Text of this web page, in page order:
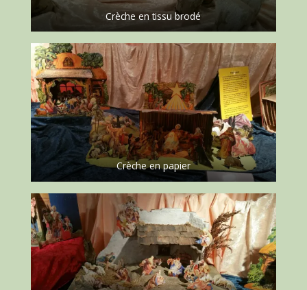
Crèche en tissu brodé
Crèche en papier